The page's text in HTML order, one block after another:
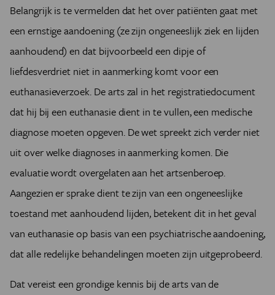
Belangrijk is te vermelden dat het over patiënten gaat met
een ernstige aandoening (ze zijn ongeneeslijk ziek en lijden
aanhoudend) en dat bijvoorbeeld een dipje of
liefdesverdriet niet in aanmerking komt voor een
euthanasieverzoek. De arts zal in het registratiedocument
dat hij bij een euthanasie dient in te vullen, een medische
diagnose moeten opgeven. De wet spreekt zich verder niet
uit over welke diagnoses in aanmerking komen. Die
evaluatie wordt overgelaten aan het artsenberoep.
Aangezien er sprake dient te zijn van een ongeneeslijke
toestand met aanhoudend lijden, betekent dit in het geval
van euthanasie op basis van een psychiatrische aandoening,
dat alle redelijke behandelingen moeten zijn uitgeprobeerd.
Dat vereist een grondige kennis bij de arts van de